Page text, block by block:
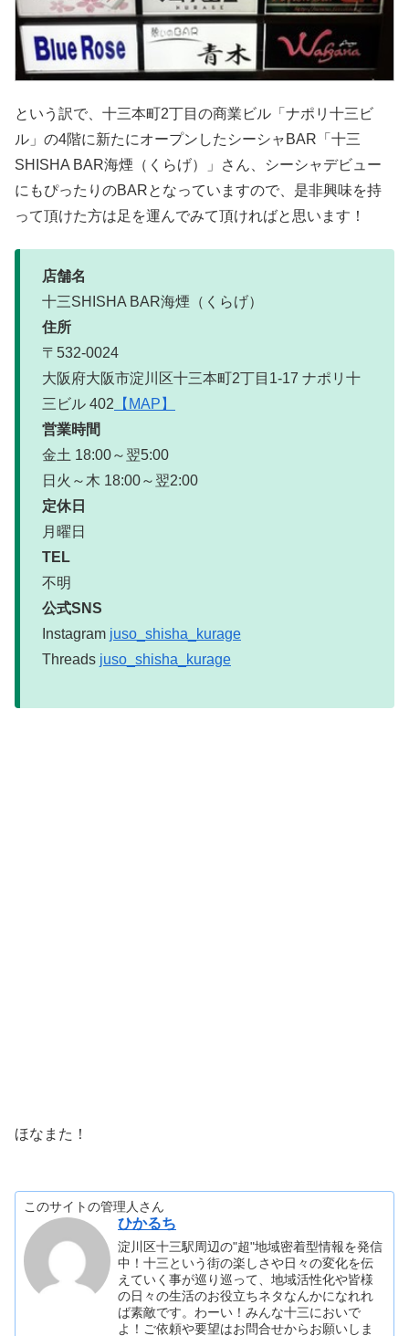
という訳で、十三本町2丁目の商業ビル「ナポリ十三ビ
ル」の4階に新たにオープンしたシーシャBAR「十三
SHISHA BAR海煙（くらげ）」さん、シーシャデビュー
にもぴったりのBARとなっていますので、是非興味を持
って頂けた方は足を運んでみて頂ければと思います！
店舗名
十三SHISHA BAR海煙（くらげ）
住所
〒532-0024
大阪府大阪市淀川区十三本町2丁目1-17 ナポリ十
三ビル 402 【MAP】
営業時間
金土 18:00～翌5:00
日火～木 18:00～翌2:00
定休日
月曜日
TEL
不明
公式SNS
Instagram juso_shisha_kurage
Threads juso_shisha_kurage
ほなまた！
このサイトの管理人さん
ひかるち
淀川区十三駅周辺の"超"地域密着型情報を発信
中！十三という街の楽しさや日々の変化を伝
えていく事が巡り巡って、地域活性化や皆様
の日々の生活のお役立ちネタなんかになれれ
ば素敵です。わーい！みんな十三においで
よ！ご依頼や要望はお問合せからお願いしま